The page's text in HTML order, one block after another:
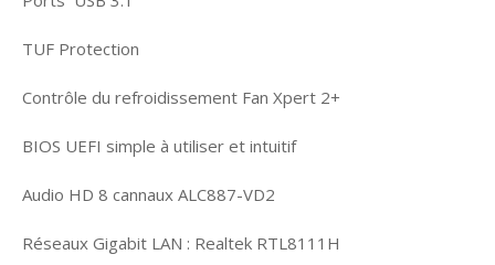
TUF Protection
Contrôle du refroidissement Fan Xpert 2+
BIOS UEFI simple à utiliser et intuitif
Audio HD 8 cannaux ALC887-VD2
Réseaux Gigabit LAN : Realtek RTL8111H